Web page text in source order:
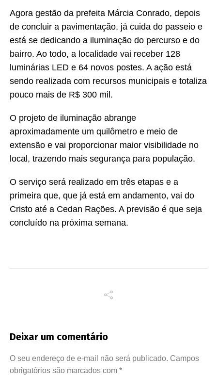
Agora gestão da prefeita Márcia Conrado, depois
de concluir a pavimentação, já cuida do passeio e
está se dedicando a iluminação do percurso e do
bairro. Ao todo, a localidade vai receber 128
luminárias LED e 64 novos postes. A ação está
sendo realizada com recursos municipais e totaliza
pouco mais de R$ 300 mil.
O projeto de iluminação abrange
aproximadamente um quilômetro e meio de
extensão e vai proporcionar maior visibilidade no
local, trazendo mais segurança para população.
O serviço será realizado em três etapas e a
primeira que, que já está em andamento, vai do
Cristo até a Cedan Rações. A previsão é que seja
concluído na próxima semana.
Deixar um comentário
O seu endereço de e-mail não será publicado. Campos
obrigatórios são marcados com *